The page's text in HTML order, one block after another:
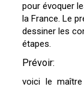
pour évoquer
la France. Le
dessiner les
étapes.
Prévoir:
voici le